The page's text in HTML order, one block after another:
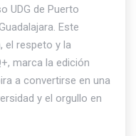
UDG de Puerto
Este
el respeto y la
marca la edición
a convertirse en una
y el orgullo en